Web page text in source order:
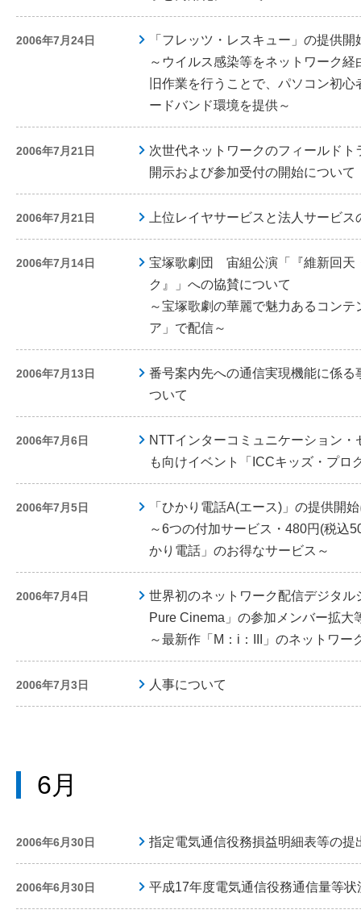
2006年7月24日
「フレッツ・レスキュー」の提供開
～ウイルス感染等をネットワーク
旧作業を行うことで、パソコン初
ードバンド環境を提供～
2006年7月21日
次世代ネットワークのフィールド
開示および参加受付の開始について
2006年7月21日 上位レイヤサービスと法人サービ
2006年7月14日
宝塚歌劇団 宙組公演「『維新回天
ク』」への協賛について
～宝塚歌劇の華麗で魅力あるコン
ア」で配信～
2006年7月13日
番号案内先への通信実現機能に係
ついて
2006年7月6日
NTTインターコミュニケーション
も向けイベント「ICCキッズ・プロ
2006年7月5日
「ひかり電話A(エース)」の提供開
～6つの付加サービス・480円(税込
かり電話」のお得なサービス～
2006年7月4日
世界初のネットワーク配信デジタ
Pure Cinema」の参加メンバー拡大
～最新作「M：i：III」のネットワー
2006年7月3日 人事について
6月
2006年6月30日 指定電気通信役務損益明細表等の提
2006年6月30日 平成17年度電気通信役務通信量等